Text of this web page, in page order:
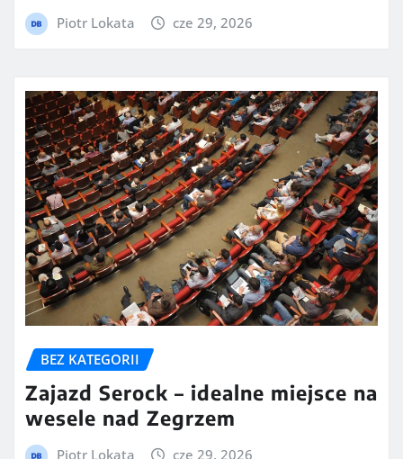
Piotr Lokata cze 29, 2026
BEZ KATEGORII
Zajazd Serock – idealne miejsce na
wesele nad Zegrzem
Piotr Lokata cze 29, 2026